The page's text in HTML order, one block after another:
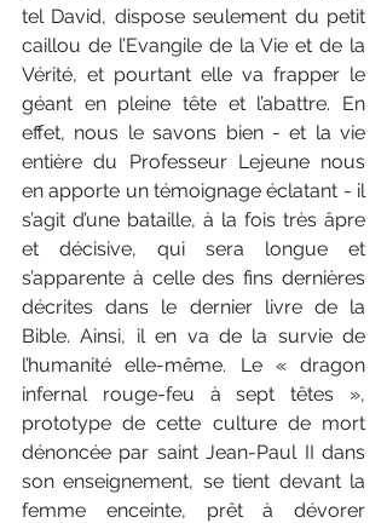
tel David, dispose seulement du petit
caillou de l’Evangile de la Vie et de la
Vérité, et pourtant elle va frapper le
géant en pleine tête et l’abattre. En
effet, nous le savons bien - et la vie
entière du Professeur Lejeune nous
en apporte un témoignage éclatant - il
s’agit d’une bataille, à la fois très âpre
et décisive, qui sera longue et
s’apparente à celle des fins dernières
décrites dans le dernier livre de la
Bible. Ainsi, il en va de la survie de
l’humanité elle-même. Le « dragon
infernal rouge-feu à sept têtes »,
prototype de cette culture de mort
dénoncée par saint Jean-Paul II dans
son enseignement, se tient devant la
femme enceinte, prêt à dévorer